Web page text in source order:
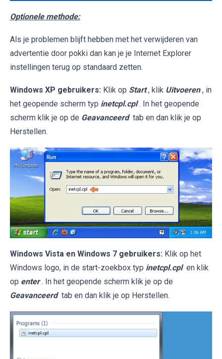
Optionele methode:
Als je problemen blijft hebben met het verwijderen van
advertentie door pokki dan kan je je Internet Explorer
instellingen terug op standaard zetten.
Windows XP gebruikers: Klik op Start , klik Uitvoeren , in
het geopende scherm typ inetcpl.cpl . In het geopende
scherm klik je op de Geavanceerd tab en dan klik je op
Herstellen.
Windows Vista en Windows 7 gebruikers: Klik op het
Windows logo, in de start-zoekbox typ inetcpl.cpl en klik
op enter . In het geopende scherm klik je op de
Geavanceerd tab en dan klik je op Herstellen.